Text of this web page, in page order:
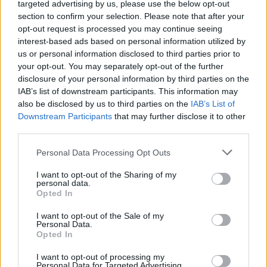
targeted advertising by us, please use the below opt-out
section to confirm your selection. Please note that after your
opt-out request is processed you may continue seeing
interest-based ads based on personal information utilized by
us or personal information disclosed to third parties prior to
your opt-out. You may separately opt-out of the further
disclosure of your personal information by third parties on the
IAB’s list of downstream participants. This information may
also be disclosed by us to third parties on the IAB’s List of
Downstream Participants that may further disclose it to other
Personal Data Processing Opt Outs
I want to opt-out of the Sharing of my
personal data.
Opted In
I want to opt-out of the Sale of my
Personal Data.
Opted In
I want to opt-out of processing my
Slam, seguendo lo stesso copione già registrato
per ilRoland Garros.
Nelle settimane precedenti all’inizio del torneo,
numerosi big del circuito – compreso Sinner –
avevano aderito a una protesta simbolica
assoluta dei premi, ma la quota dei ricavi
complessivi destinata agli atleti.
prize money rappresenta poco meno del15% dei
ricavi generati da Wimbledon
richiesta è di arrivare almeno al